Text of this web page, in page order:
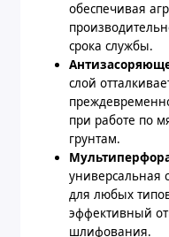
обеспечивая
срока службы.
слой
при работе по
грунтам.
универсальная
для любых
эффективный
шлифования.